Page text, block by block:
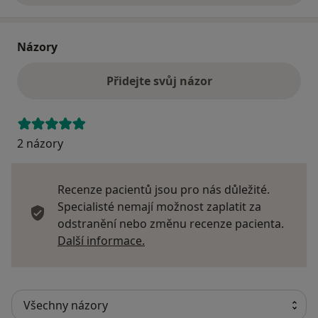
Názory
Přidejte svůj názor
2 názory
Recenze pacientů jsou pro nás důležité.
Specialisté nemají možnost zaplatit za
odstranění nebo změnu recenze pacienta.
Další informace.